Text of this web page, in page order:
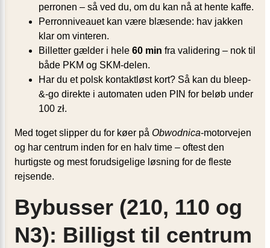
perronen – så ved du, om du kan nå at hente kaffe.
Perronniveauet kan være blæsende: hav jakken
klar om vinteren.
Billetter gælder i hele 60 min fra validering – nok til
både PKM og SKM-delen.
Har du et polsk kontaktløst kort? Så kan du bleep-
&-go direkte i automaten uden PIN for beløb under
100 zł.
Med toget slipper du for køer på Obwodnica-motorvejen
og har centrum inden for en halv time – oftest den
hurtigste og mest forudsigelige løsning for de fleste
rejsende.
Bybusser (210, 110 og
N3): Billigst til centrum